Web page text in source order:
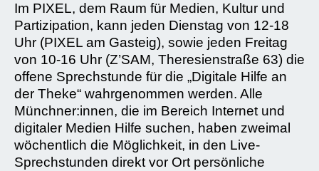
Im PIXEL, dem Raum für Medien, Kultur und
Partizipation, kann jeden Dienstag von 12-18
Uhr (PIXEL am Gasteig), sowie jeden Freitag
von 10-16 Uhr (Z’SAM, Theresienstraße 63) die
offene Sprechstunde für die „Digitale Hilfe an
der Theke“ wahrgenommen werden. Alle
Münchner:innen, die im Bereich Internet und
digitaler Medien Hilfe suchen, haben zweimal
wöchentlich die Möglichkeit, in den Live-
Sprechstunden direkt vor Ort persönliche